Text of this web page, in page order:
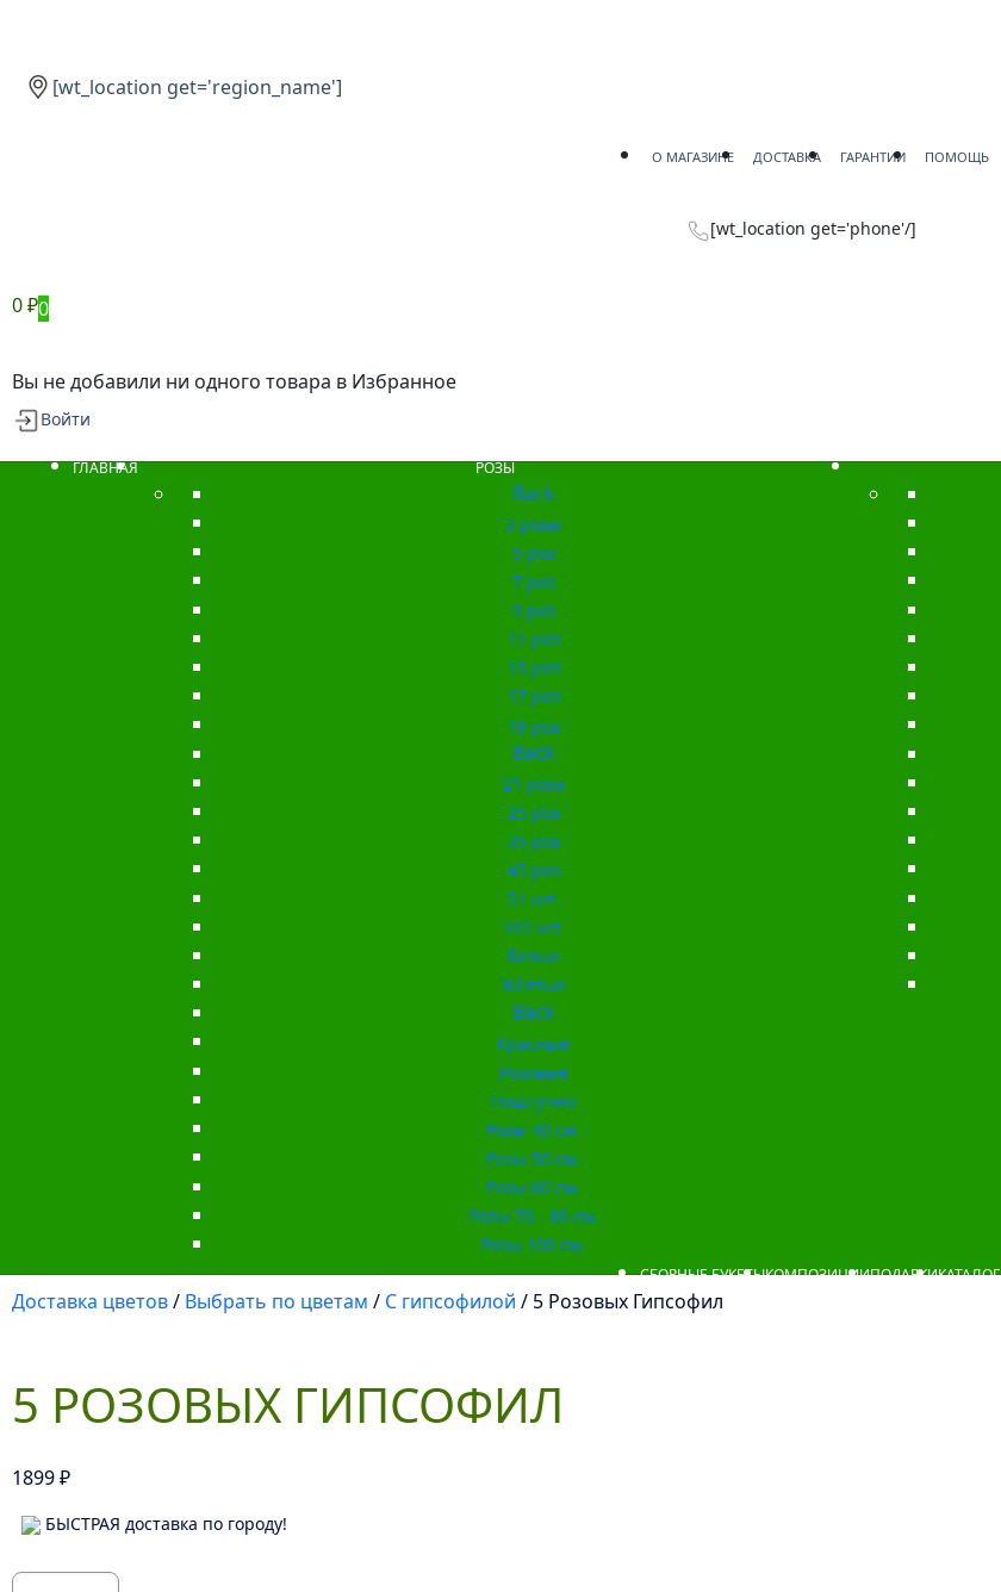
[wt_location get='region_name']
О МАГАЗИНЕ ДОСТАВКА ГАРАНТИИ ПОМОЩЬ
[wt_location get='phone'/]
0₽0
Вы не добавили ни одного товара в Избранное
Войти
ГЛАВНАЯ РОЗЫ
Back
3 розы
5 роз
7 роз
9 роз
11 роз
15 роз
17 роз
19 роз
Back
21 роза
25 роз
35 роз
45 роз
51 шт.
101 шт.
Белые
Жёлтые
Back
Красные
Розовые
Поштучно
Розы 40 см.
Розы 50 см.
Розы 60 см.
Розы 70 - 80 см.
Розы 100 см.
СБОРНЫЕ БУКЕТЫКОМПОЗИЦИИПОДАРКИКАТАЛОГ
Доставка цветов/ Выбрать по цветам / С гипсофилой / 5 Розовых Гипсофил
5 РОЗОВЫХ ГИПСОФИЛ
1899₽
БЫСТРАЯ доставка по городу!
Количество